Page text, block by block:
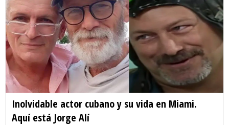
Inolvidable actor cubano y su vida en Miami.
Aquí está Jorge Alí